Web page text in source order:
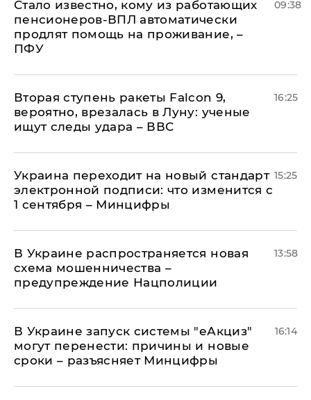
Стало известно, кому из работающих
пенсионеров-ВПЛ автоматически
продлят помощь на проживание, –
ПФУ
09:38
Вторая ступень ракеты Falcon 9,
вероятно, врезалась в Луну: ученые
ищут следы удара – ВВС
16:25
Украина переходит на новый стандарт
электронной подписи: что изменится с
1 сентября – Минцифры
15:25
В Украине распространяется новая
схема мошенничества –
предупреждение Нацполиции
13:58
В Украине запуск системы "еАкциз"
могут перенести: причины и новые
сроки – разъясняет Минцифры
16:14